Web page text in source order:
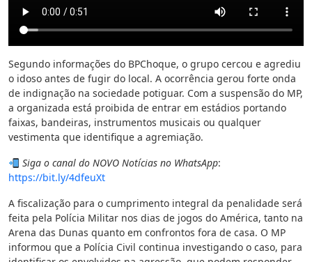
Segundo informações do BPChoque, o grupo cercou e agrediu
o idoso antes de fugir do local. A ocorrência gerou forte onda
de indignação na sociedade potiguar. Com a suspensão do MP,
a organizada está proibida de entrar em estádios portando
faixas, bandeiras, instrumentos musicais ou qualquer
vestimenta que identifique a agremiação.
Siga o canal do NOVO Notícias no WhatsApp:
https://bit.ly/4dfeuXt
A fiscalização para o cumprimento integral da penalidade será
feita pela Polícia Militar nos dias de jogos do América, tanto na
Arena das Dunas quanto em confrontos fora de casa. O MP
informou que a Polícia Civil continua investigando o caso, para